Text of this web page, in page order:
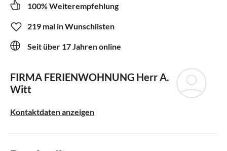
100% Weiterempfehlung
219 mal in Wunschlisten
Seit über 17 Jahren online
FIRMA FERIENWOHNUNG Herr A.
Witt
Kontaktdaten anzeigen